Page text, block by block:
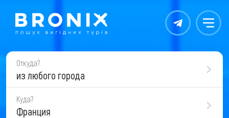
Контакты Меню
Откуда?
из любого города
Куда?
Франция